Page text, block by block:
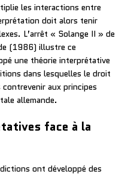
les interactions entre
doit alors tenir
L’arrêt « Solange II » de
(1986) illustre ce
une théorie interprétative
dans lesquelles le droit
aux principes
allemande.
face à la
ont développé des